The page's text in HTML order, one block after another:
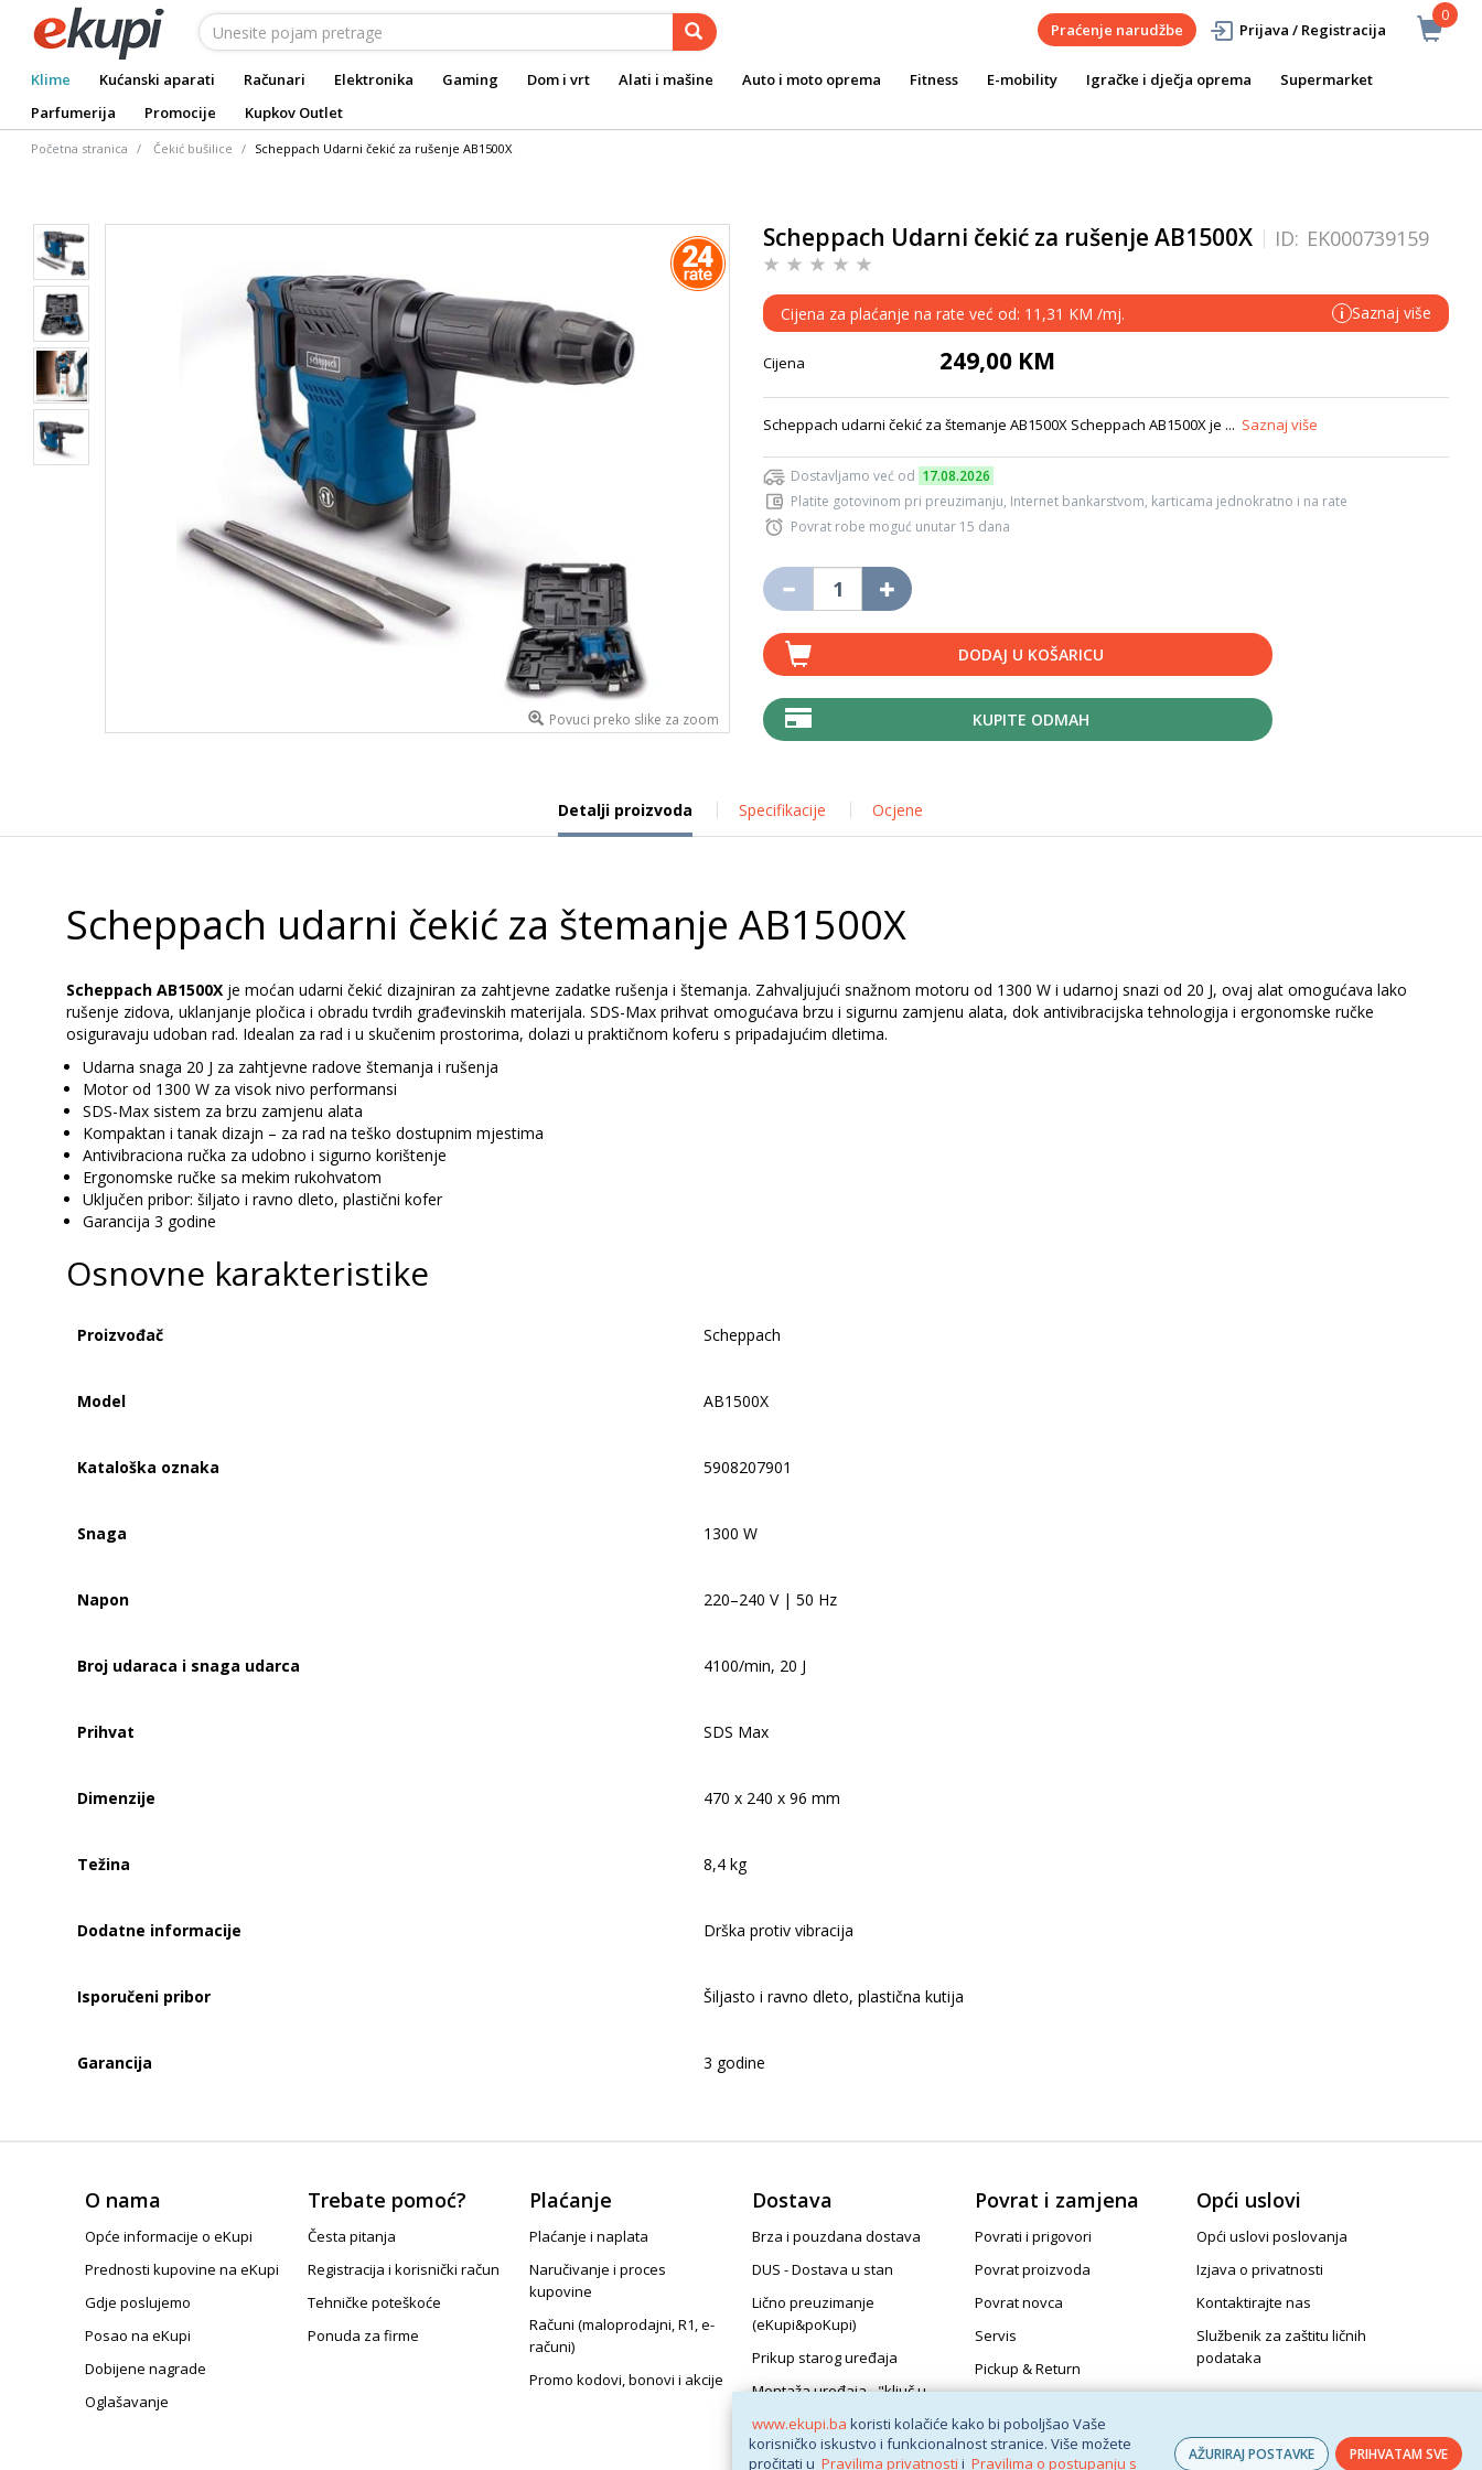
www.ekupi.ba koristi kolačiće kako bi poboljšao Vaše
korisničko iskustvo i funkcionalnost stranice. Više možete
pročitati u Pravilima privatnosti i Pravilima o postupanju s AŽURIRAJ POSTAVKE PRIHVATAM SVE
0
Praćenje narudžbe Prijava / Registracija
Klime Kućanski aparati Računari Elektronika Gaming Dom i vrt Alati i mašine Auto i moto oprema Fitness E-mobility Igračke i dječja oprema
Supermarket
Parfumerija
Promocije Kupkov Outlet
Početna stranica Čekić bušilice Scheppach Udarni čekić za rušenje AB1500X
Povuci preko slike za zoom
Scheppach Udarni čekić za rušenje AB1500X ID: EK000739159
Cijena za plaćanje na rate već od: 11,31 KM /mj. i Saznaj više
Cijena 249,00 KM
Scheppach udarni čekić za štemanje AB1500X Scheppach AB1500X je ... Saznaj više
Dostavljamo već od 17.08.2026
Platite gotovinom pri preuzimanju, Internet bankarstvom, karticama jednokratno i na rate
Povrat robe moguć unutar 15 dana
DODAJ U KOŠARICU
KUPITE ODMAH
Detalji proizvoda Specifikacije Ocjene
Scheppach udarni čekić za štemanje AB1500X
Scheppach AB1500X je moćan udarni čekić dizajniran za zahtjevne zadatke rušenja i štemanja. Zahvaljujući snažnom motoru od 1300 W i udarnoj snazi od 20 J, ovaj alat omogućava lako
rušenje zidova, uklanjanje pločica i obradu tvrdih građevinskih materijala. SDS-Max prihvat omogućava brzu i sigurnu zamjenu alata, dok antivibracijska tehnologija i ergonomske ručke
osiguravaju udoban rad. Idealan za rad i u skučenim prostorima, dolazi u praktičnom koferu s pripadajućim dletima.
Udarna snaga 20 J za zahtjevne radove štemanja i rušenja
Motor od 1300 W za visok nivo performansi
SDS-Max sistem za brzu zamjenu alata
Kompaktan i tanak dizajn – za rad na teško dostupnim mjestima
Antivibraciona ručka za udobno i sigurno korištenje
Ergonomske ručke sa mekim rukohvatom
Uključen pribor: šiljato i ravno dleto, plastični kofer
Garancija 3 godine
Osnovne karakteristike
Proizvođač Scheppach
Model AB1500X
Kataloška oznaka 5908207901
Snaga 1300 W
Napon 220–240 V | 50 Hz
Broj udaraca i snaga udarca 4100/min, 20 J
Prihvat SDS Max
Dimenzije 470 x 240 x 96 mm
Težina 8,4 kg
Dodatne informacije Drška protiv vibracija
Isporučeni pribor Šiljasto i ravno dleto, plastična kutija
Garancija 3 godine
O nama
Opće informacije o eKupi
Prednosti kupovine na eKupi
Gdje poslujemo
Posao na eKupi
Dobijene nagrade
Oglašavanje
Trebate pomoć?
Česta pitanja
Registracija i korisnički račun
Tehničke poteškoće
Ponuda za firme
Plaćanje
Plaćanje i naplata
Naručivanje i proces
kupovine
Računi (maloprodajni, R1, e-
računi)
Promo kodovi, bonovi i akcije
Dostava
Brza i pouzdana dostava
DUS - Dostava u stan
Lično preuzimanje
(eKupi&poKupi)
Prikup starog uređaja
Montaža uređaja - "ključ u
Povrat i zamjena
Povrati i prigovori
Povrat proizvoda
Povrat novca
Servis
Pickup & Return
Opći uslovi
Opći uslovi poslovanja
Izjava o privatnosti
Kontaktirajte nas
Službenik za zaštitu ličnih
podataka